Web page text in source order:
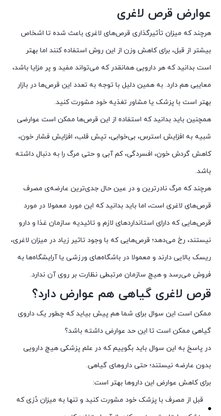
عوارض قرص‌ لاغری
هرچند که میزان تأثیر‌گذاری قرص‌های لاغری باعث شده تا اشخاص
بیشتر از قبل، برای کاهش وزن از این روش استفاده کنند اما بهتر
است بدانید که هر دارویی همانقدر که می‌تواند مفید و پر مزایا باشد،
معایبی هم دارد. به همین دلیل با توجه به تعدد این قرص‌ها در بازار
بهتر است با پزشک یا مشاور تغذیه خود مشورت کنید.
همچنین باید بدانید که استفاده از این قرص‌ها ممکن است عوارضی
شبیه به افزایش استرس، بی‌خوابی، تپش قلب، افزایش فشار خون،
کاهش گردش خون، افسردگی، کم آبی و حتی مرگ را به دنبال داشته
باشد.
هرچند که مرگ نادرترین و در عین حال جدی‌ترین عارضه‌ی مصرف
قرص‌های لاغری است، اما باید بدانید که این مورد معمولا در مورد
قرص‌هایی که دارای استاندارد‌های لازم و تائیدیه سازمان غذا و دارو
نیستند، رخ می‌دهد؛ قرص‌هایی که با وجود تاثیر زیاد در میزان لاغری،
ریسک بالایی دارند و معمولا در باشگاه‌های ورزشی یا آرایشگاه‌ها به
فروش می‌رسد و هیچ سازمان مرتبطی نظارت بر روی آن ندارد.
قرص لاغری گیاهی هم عوارض دارد؟
ممکن است این سوال برای شما هم پیش بیاید که چطور یک داروی
گیاهی ممکن است تا این حد عوارض داشته باشد؟
در پاسخ به این سوال باید بگوییم که در علم پزشکی هیچ دارویی
بدون عارضه نیستند؛ حتی داروهای گیاهی.
برای کاهش عوارض این داروها بهتر است:
قبل از مصرف با پزشک خود مشورت کنید و تنها به میزان دُزی که